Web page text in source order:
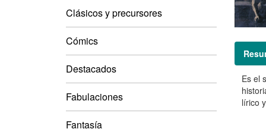
Clásicos y precursores
Cómics
Destacados
Fabulaciones
Fantasía
Es el
lírico